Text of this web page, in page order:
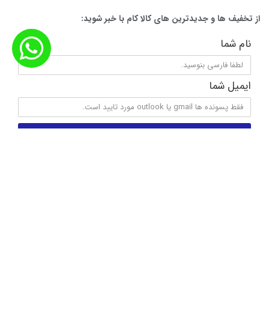
از تخفیف ها و جدیدترین های کالا کام با خبر شوید:
نام شما
ایمیل شما